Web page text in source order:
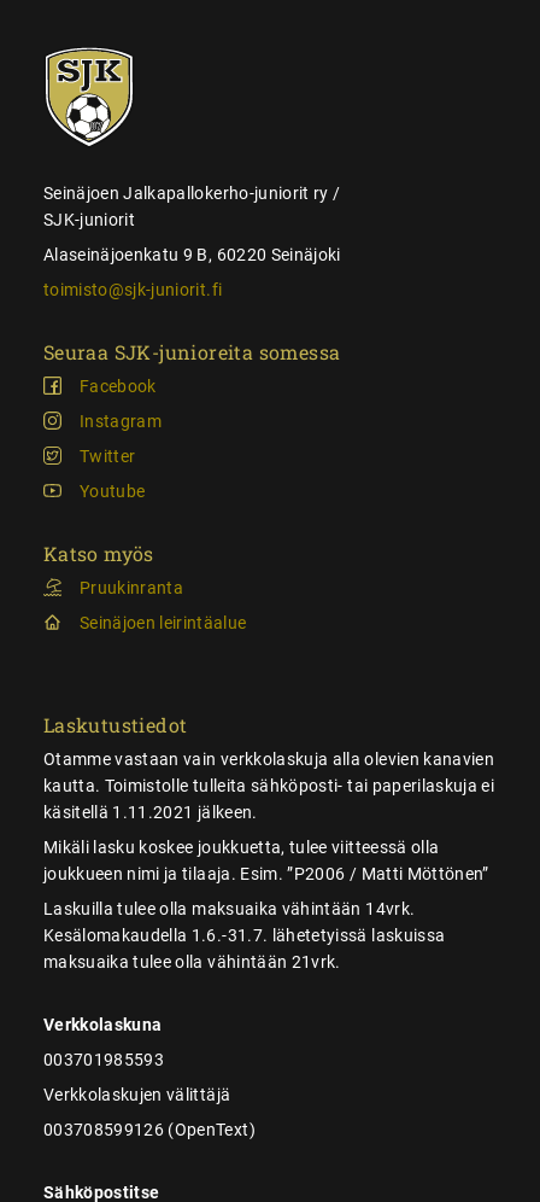
SJK-
juniorit
Seinäjoen Jalkapallokerho-juniorit ry /
SJK-juniorit
Alaseinäjoenkatu 9 B, 60220 Seinäjoki
toimisto@sjk-juniorit.fi
Seuraa SJK-junioreita somessa
Facebook
Instagram
Twitter
Youtube
Katso myös
Pruukinranta
Seinäjoen leirintäalue
Laskutustiedot
Otamme vastaan vain verkkolaskuja alla olevien kanavien
kautta. Toimistolle tulleita sähköposti- tai paperilaskuja ei
käsitellä 1.11.2021 jälkeen.
Mikäli lasku koskee joukkuetta, tulee viitteessä olla
joukkueen nimi ja tilaaja. Esim. ”P2006 / Matti Möttönen”
Laskuilla tulee olla maksuaika vähintään 14vrk.
Kesälomakaudella 1.6.-31.7. lähetetyissä laskuissa
maksuaika tulee olla vähintään 21vrk.
Verkkolaskuna
003701985593
Verkkolaskujen välittäjä
003708599126 (OpenText)
Sähköpostitse